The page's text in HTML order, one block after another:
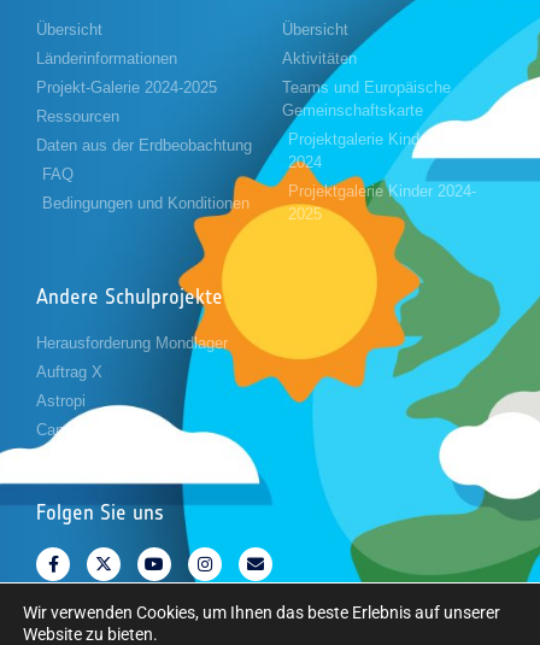
Übersicht
Länderinformationen
Projekt-Galerie 2024-2025
Ressourcen
Daten aus der Erdbeobachtung
FAQ
Bedingungen und Konditionen
Übersicht
Aktivitäten
Teams und Europäische
Gemeinschaftskarte
Projektgalerie Kinder 2023-
2024
Projektgalerie Kinder 2024-
2025
Andere Schulprojekte
Herausforderung Mondlager
Auftrag X
Astropi
Cansat
Folgen Sie uns
Wir verwenden Cookies, um Ihnen das beste Erlebnis auf unserer
Website zu bieten.